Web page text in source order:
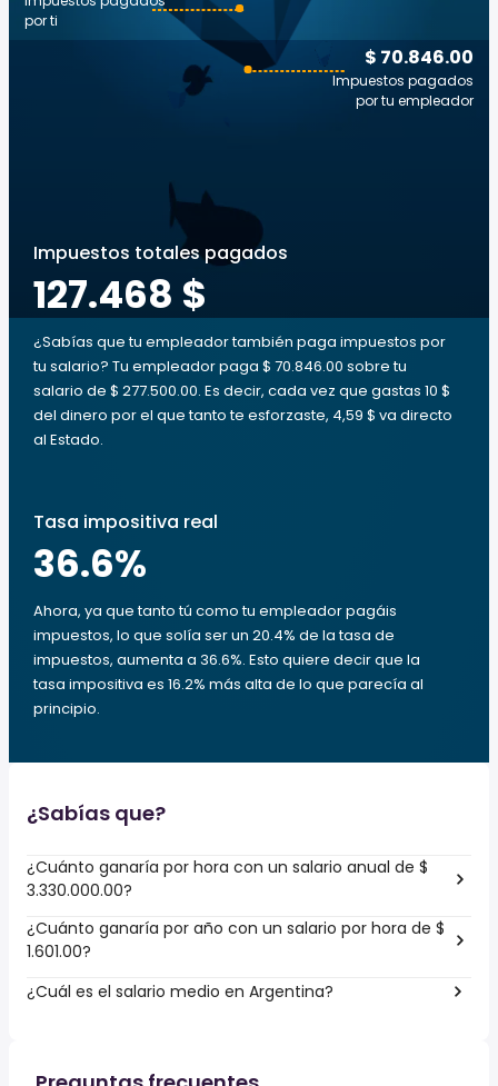
$ 70.846.00
Impuestos pagados
por tu empleador
por ti
Impuestos totales pagados
127.468 $
¿Sabías que tu empleador también paga impuestos por
tu salario? Tu empleador paga $ 70.846.00 sobre tu
salario de $ 277.500.00. Es decir, cada vez que gastas 10 $
del dinero por el que tanto te esforzaste, 4,59 $ va directo
al Estado.
Tasa impositiva real
36.6%
Ahora, ya que tanto tú como tu empleador pagáis
impuestos, lo que solía ser un 20.4% de la tasa de
impuestos, aumenta a 36.6%. Esto quiere decir que la
tasa impositiva es 16.2% más alta de lo que parecía al
principio.
¿Sabías que?
¿Cuánto ganaría por hora con un salario anual de $
3.330.000.00?
¿Cuánto ganaría por año con un salario por hora de $
1.601.00?
¿Cuál es el salario medio en Argentina?